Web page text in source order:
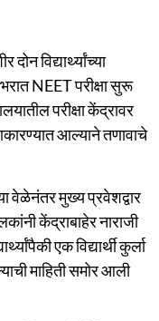
विद्यार्थ्यांच्या
NEET परीक्षा सुरू
परीक्षा केंद्रावर
आल्याने तणावाचे
वेळेनंतर मुख्य प्रवेशद्वार
केंद्राबाहेर नाराजी
एक विद्यार्थी कुर्ला
माहिती समोर आली